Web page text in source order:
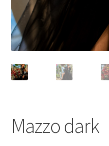
Mazzo dark